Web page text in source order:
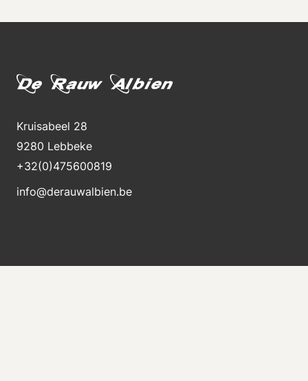
Kruisabeel 28
9280 Lebbeke
+32(0)475600819
info@derauwalbien.be
Bleiben Sie über neue Lagerbestände auf dem